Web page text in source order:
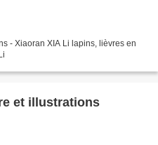
- Xiaoran XIA Li lapins, lièvres en
Li
et illustrations